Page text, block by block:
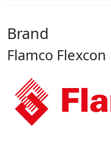
Brand
Flamco Flexcon